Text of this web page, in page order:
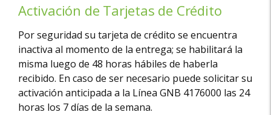
Activación de Tarjetas de Crédito
Por seguridad su tarjeta de crédito se encuentra
inactiva al momento de la entrega; se habilitará la
misma luego de 48 horas hábiles de haberla
recibido. En caso de ser necesario puede solicitar su
activación anticipada a la Línea GNB 4176000 las 24
horas los 7 días de la semana.